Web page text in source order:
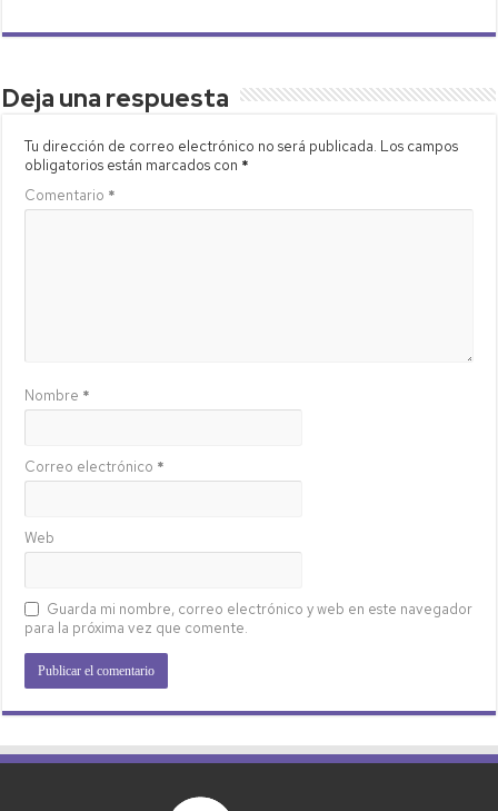
Deja una respuesta
Tu dirección de correo electrónico no será publicada. Los campos
obligatorios están marcados con *
Comentario *
Nombre *
Correo electrónico *
Web
Guarda mi nombre, correo electrónico y web en este navegador
para la próxima vez que comente.